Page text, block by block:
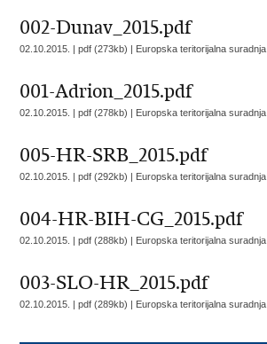
002-Dunav_2015.pdf
02.10.2015. | pdf (273kb) | Europska teritorijalna suradnja
001-Adrion_2015.pdf
02.10.2015. | pdf (278kb) | Europska teritorijalna suradnja
005-HR-SRB_2015.pdf
02.10.2015. | pdf (292kb) | Europska teritorijalna suradnja
004-HR-BIH-CG_2015.pdf
02.10.2015. | pdf (288kb) | Europska teritorijalna suradnja
003-SLO-HR_2015.pdf
02.10.2015. | pdf (289kb) | Europska teritorijalna suradnja